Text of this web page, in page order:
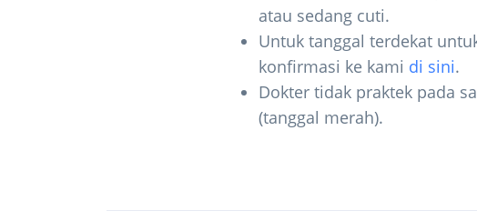
atau sedang cuti.
Untuk tanggal terdekat
konfirmasi ke kami di sini.
Dokter tidak praktek pada
(tanggal merah).